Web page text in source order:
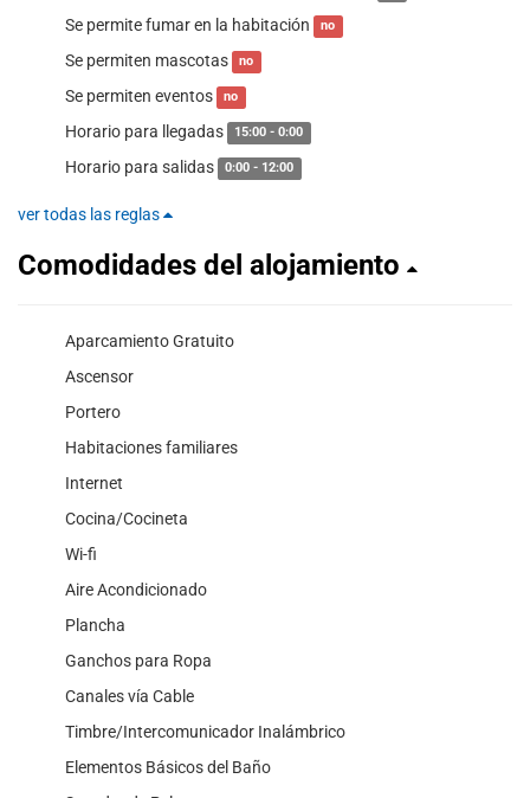
Se permite fumar en la habitación no
Se permiten mascotas no
Se permiten eventos no
Horario para llegadas 15:00 - 0:00
Horario para salidas 0:00 - 12:00
ver todas las reglas
Comodidades del alojamiento
Aparcamiento Gratuito
Ascensor
Portero
Habitaciones familiares
Internet
Cocina/Cocineta
Wi-fi
Aire Acondicionado
Plancha
Ganchos para Ropa
Canales vía Cable
Timbre/Intercomunicador Inalámbrico
Elementos Básicos del Baño